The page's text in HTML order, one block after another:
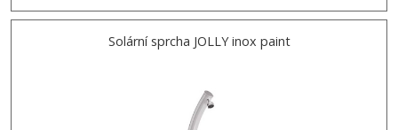
Solární sprcha JOLLY inox paint